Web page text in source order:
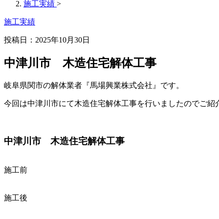
施工実績 >
施工実績
投稿日：2025年10月30日
中津川市 木造住宅解体工事
岐阜県関市の解体業者『馬場興業株式会社』です。
今回は中津川市にて木造住宅解体工事を行いましたのでご紹
中津川市 木造住宅解体工事
施工前
施工後